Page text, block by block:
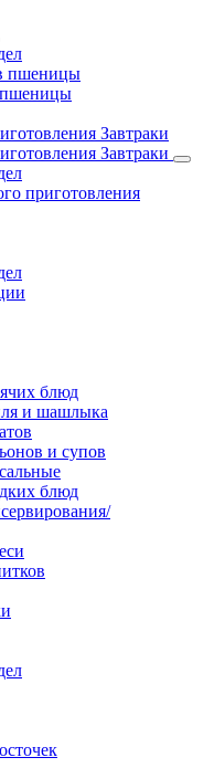
пшеницы
пшеницы
Завтраки
Завтраки
приготовления
блюд
и шашлыка
и супов
блюд